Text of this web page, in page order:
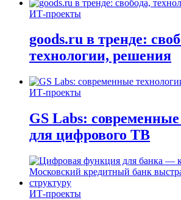
ИТ-проекты
goods.ru в тренде:
технологии, решения
ИТ-проекты
GS Labs:
для цифрового ТВ
ИТ-проекты